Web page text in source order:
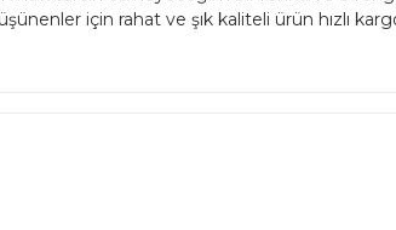
için rahat ve şık kaliteli ürün hızlı